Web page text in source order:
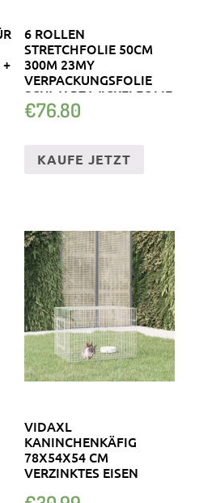
2
6 ROLLEN
STRETCHFOLIE 50CM
300M 23MY
VERPACKUNGSFOLIE
SCHWARZ WICKELFOLIE
NEU
€76.80
KAUFE JETZT
VIDAXL
KANINCHENKÄFIG
78X54X54 CM
VERZINKTES EISEN